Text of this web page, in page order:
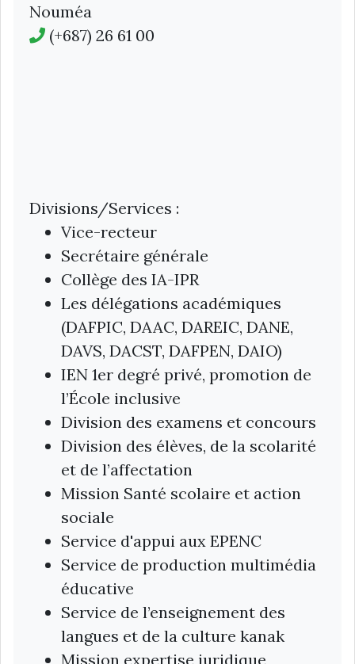
Nouméa
(+687) 26 61 00
Divisions/Services :
Vice-recteur
Secrétaire générale
Collège des IA-IPR
Les délégations académiques
(DAFPIC, DAAC, DAREIC, DANE,
DAVS, DACST, DAFPEN, DAIO)
IEN 1er degré privé, promotion de
l’École inclusive
Division des examens et concours
Division des élèves, de la scolarité
et de l’affectation
Mission Santé scolaire et action
sociale
Service d'appui aux EPENC
Service de production multimédia
éducative
Service de l’enseignement des
langues et de la culture kanak
Mission expertise juridique